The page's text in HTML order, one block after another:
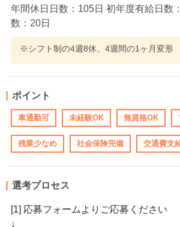
年間休日日数：105日 初年度有給日数
数：20日
※シフト制の4週8休、4週間の1ヶ月変形
ポイント
車通勤可 未経験OK 無資格OK
残業少なめ 社会保険完備 交通費支
選考プロセス
[1] 応募フォームよりご応募ください
↓